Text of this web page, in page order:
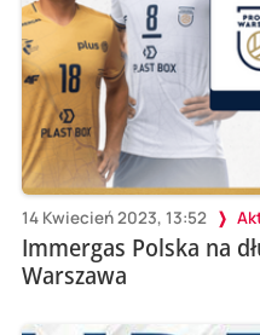
14 Kwiecień 2023, 13:52
Immergas Polska na
Warszawa